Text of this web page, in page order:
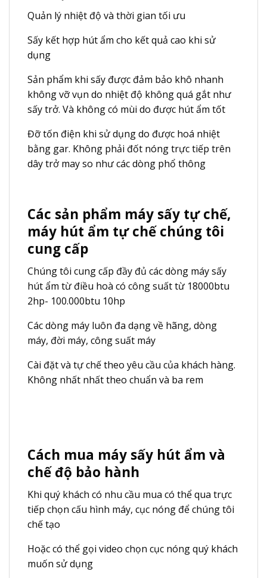
Quản lý nhiệt độ và thời gian tối ưu
Sấy kết hợp hút ẩm cho kết quả cao khi sử
dụng
Sản phẩm khi sấy được đảm bảo khô nhanh
không vỡ vụn do nhiệt độ không quá gắt như
sấy trở. Và không có mùi do được hút ẩm tốt
Đỡ tốn điện khi sử dụng do được hoá nhiệt
bằng gar. Không phải đốt nóng trực tiếp trên
dây trở may so như các dòng phổ thông
Các sản phẩm máy sấy tự chế,
máy hút ẩm tự chế chúng tôi
cung cấp
Chúng tôi cung cấp đầy đủ các dòng máy sấy
hút ẩm từ điều hoà có công suất từ 18000btu
2hp- 100.000btu 10hp
Các dòng máy luôn đa dạng về hãng, dòng
máy, đời máy, công suất máy
Cài đặt và tự chế theo yêu cầu của khách hàng.
Không nhất nhất theo chuẩn và ba rem
Cách mua máy sấy hút ẩm và
chế độ bảo hành
Khi quý khách có nhu cầu mua có thể qua trực
tiếp chọn cấu hình máy, cục nóng để chúng tôi
chế tạo
Hoặc có thể gọi video chọn cục nóng quý khách
muốn sử dụng